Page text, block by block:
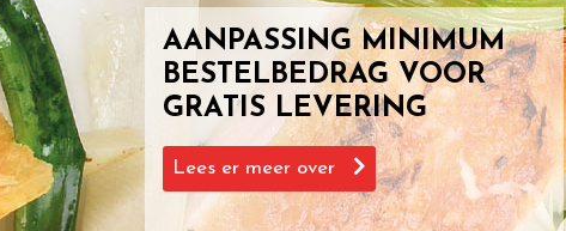
AANPASSING MINIMUM
BESTELBEDRAG VOOR
GRATIS LEVERING
Lees er meer over